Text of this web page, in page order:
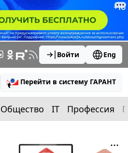
Войти Eng
Перейти в систему ГАРАНТ
Общество IT Профессия